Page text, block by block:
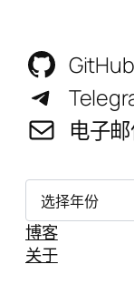
GitHub
电子
归
博客
关于